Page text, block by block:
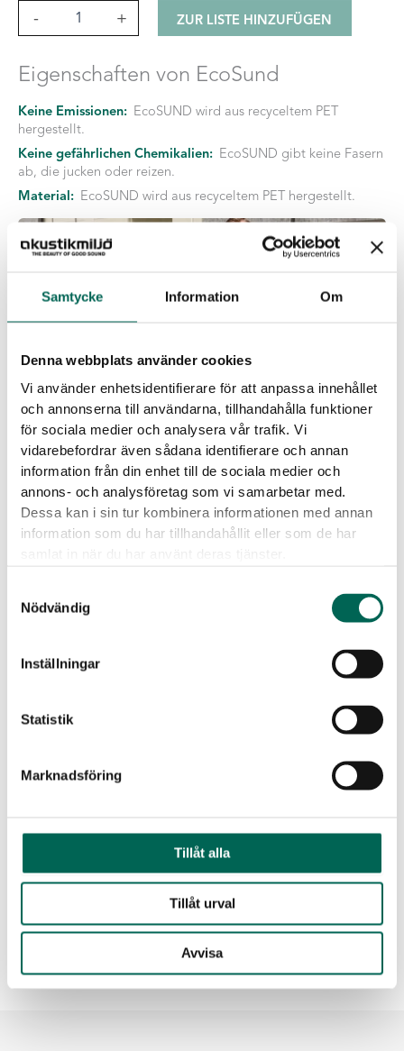
Samtycke Information Om
Denna webbplats använder cookies
Vi använder enhetsidentifierare för att anpassa innehållet
och annonserna till användarna, tillhandahålla funktioner
för sociala medier och analysera vår trafik. Vi
vidarebefordrar även sådana identifierare och annan
information från din enhet till de sociala medier och
annons- och analysföretag som vi samarbetar med.
Dessa kan i sin tur kombinera informationen med annan
information som du har tillhandahållit eller som de har
Nödvändig
Inställningar
Statistik
Marknadsföring
Tillåt alla
Tillåt urval
Avvisa
-
Menge
+ ZUR LISTE HINZUFÜGEN
Eigenschaften von EcoSund
Keine Emissionen: EcoSUND wird aus recyceltem PET
hergestellt.
Keine gefährlichen Chemikalien: EcoSUND gibt keine Fasern
ab, die jucken oder reizen.
Material: EcoSUND wird aus recyceltem PET hergestellt.
Herunterladbare Dateien
Produktdatenblatt
CAD
Laden Sie alle Dokumente als